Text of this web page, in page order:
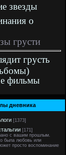
звезды
о
грусти
грусть
фильмы
дневника
[1373]
[171]
с вашим прошлым.
была любовь или
просто воспоминание